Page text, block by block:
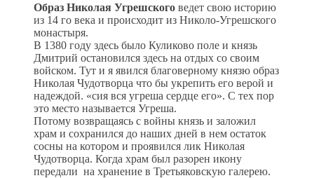
Образ Николая Угрешского ведет свою историю
из 14 го века и происходит из Николо-Угрешского
монастыря.
В 1380 году здесь было Куликово поле и князь
Дмитрий остановился здесь на отдых со своим
войском. Тут и я явился благоверному князю образ
Николая Чудотворца что бы укрепить его верой и
надеждой. «сия вся угреша сердце его». С тех пор
это место называется Угреша.
Потому возвращаясь с войны князь и заложил
храм и сохранился до наших дней в нем остаток
сосны на котором и проявился лик Николая
Чудотворца. Когда храм был разорен икону
передали на хранение в Третьяковскую галерею.